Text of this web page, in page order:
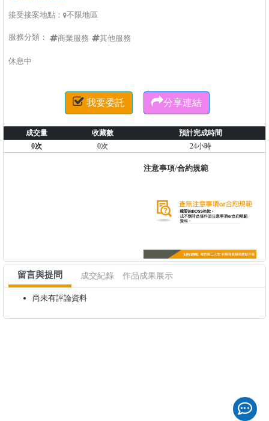
接受接案地點： 不限地區
服務分類： 商業服務 其他服務
休息中
 我要委託 分享連結
成交量 收藏數
預計完成時間
0次
0次 24小時
注意事項/合約規範
留言與提問 成交紀錄 作品成果展示
尚未有評論資料